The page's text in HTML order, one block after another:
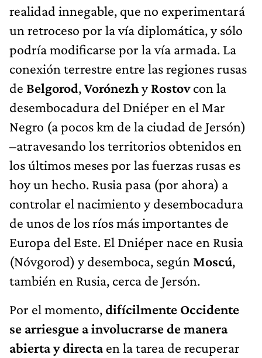
realidad innegable, que no experimentará
un retroceso por la vía diplomática, y sólo
podría modificarse por la vía armada. La
conexión terrestre entre las regiones rusas
de Belgorod,VorónezhyRostovcon la
desembocadura del Dniéper en el Mar
Negro (a pocos km de la ciudad de Jersón)
–atravesando los territorios obtenidos en
los últimos meses por las fuerzas rusas es
hoy un hecho. Rusia pasa (por ahora) a
controlar el nacimiento y desembocadura
de unos de los ríos más importantes de
Europa del Este. El Dniéper nace en Rusia
(Nóvgorod) y desemboca, según Moscú,
también en Rusia, cerca de Jersón.
Por el momento,difícilmente Occidente
se arriesgue a involucrarse de manera
abierta y directaen la tarea de recuperar